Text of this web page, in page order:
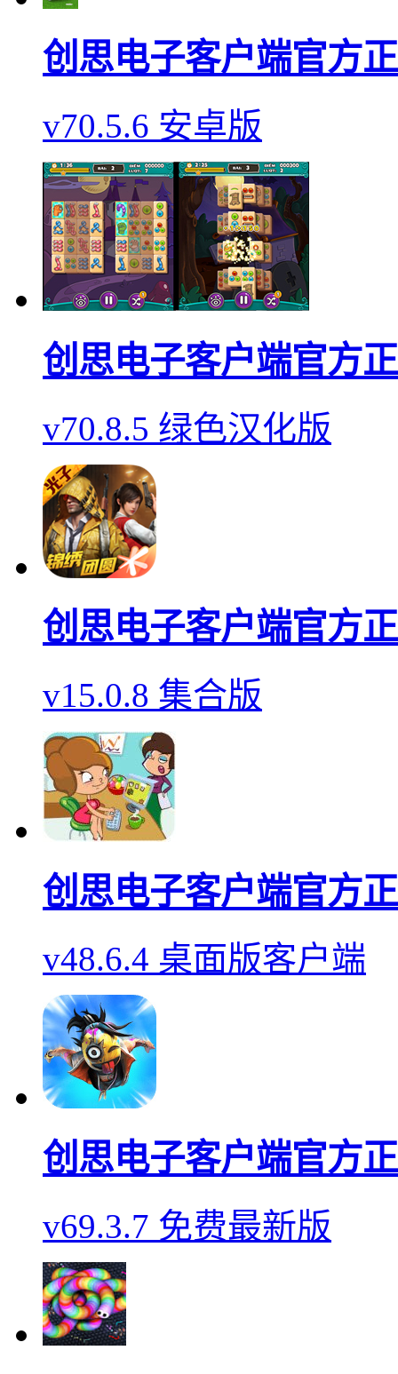
创思电子客户端官方
v70.5.6 安卓版
创思电子客户端官方
v70.8.5 绿色汉化版
创思电子客户端官方
v15.0.8 集合版
创思电子客户端官方
v48.6.4 桌面版客户端
创思电子客户端官方
v69.3.7 免费最新版